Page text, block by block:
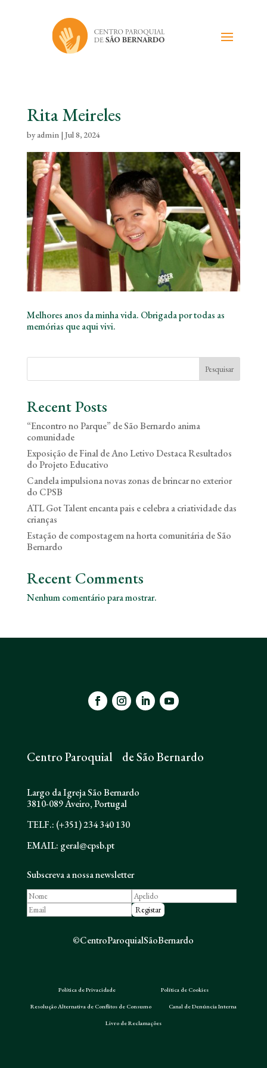
Rita Meireles
byadmin| Jul 8, 2024
Melhores anos da minha vida. Obrigada por todas as
memórias que aqui vivi.
Pesquisar
Recent Posts
“Encontro no Parque” de São Bernardo anima
comunidade
Exposição de Final de Ano Letivo Destaca Resultados
do Projeto Educativo
Candela impulsiona novas zonas de brincar no exterior
do CPSB
ATL Got Talent encanta pais e celebra a criatividade das
crianças
Estação de compostagem na horta comunitária de São
Bernardo
Recent Comments
Nenhum comentário para mostrar.
Centro Paroquial de São Bernardo
Largo da Igreja São Bernardo
3810-089 Aveiro, Portugal
TELF.: (+351) 234 340 130
EMAIL: geral@cpsb.pt
Subscreva a nossa newsletter
©CentroParoquialSãoBernardo
Política de Privacidade Política de Cookies
Resolução Alternativa de Conflitos de Consumo Canal de Denúncia Interna
Livro de Reclamações